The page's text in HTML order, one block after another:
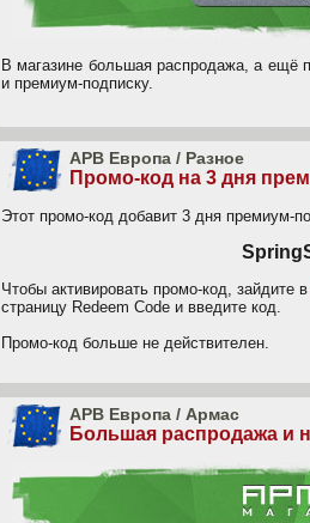
В магазине большая распродажа, а ещё
и премиум-подписку.
APB Европа / Разное
Промо-код на 3 дня
Этот промо-код добавит 3 дня премиум-
Чтобы активировать промо-код, зайдите в
страницу Redeem Code и введите код.
Промо-код больше не действителен.
APB Европа / Армас
Большая распродажа и